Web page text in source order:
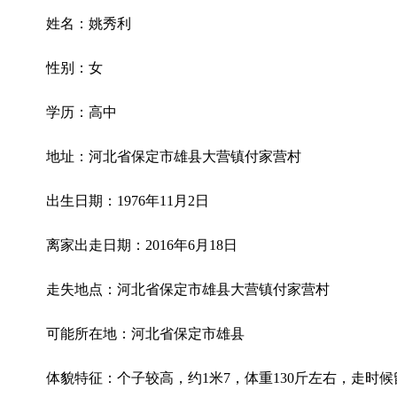
姓名：姚秀利
性别：女
学历：高中
地址：河北省保定市雄县大营镇付家营村
出生日期：1976年11月2日
离家出走日期：2016年6月18日
走失地点：河北省保定市雄县大营镇付家营村
可能所在地：河北省保定市雄县
体貌特征：个子较高，约1米7，体重130斤左右，走时